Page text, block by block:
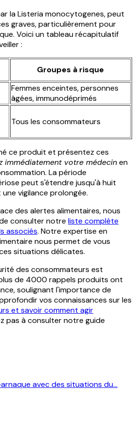
la Listeria monocytogenes, peut
graves, particulièrement pour
Voici un tableau récapitulatif
:
Groupes à risque
Femmes enceintes, personnes
âgées, immunodéprimés
Tous les consommateurs
ce produit et présentez ces
immédiatement votre médecinen
La période
peut s'étendre jusqu'à huit
vigilance prolongée.
des alertes alimentaires, nous
consulter notre liste complète
associés. Notre expertise en
nous permet de vous
situations délicates.
des consommateurs est
de 4000 rappels produits ont
soulignant l'importance de
vos connaissances sur les
et savoir comment agir
pas à consulter notre guide
avec des situations du...